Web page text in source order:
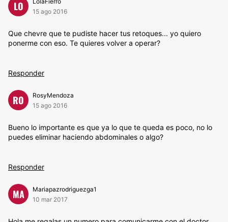
LO
15 ago 2016
Que chevre que te pudiste hacer tus retoques... yo quiero
ponerme con eso. Te quieres volver a operar?
Responder
RO
RosyMendoza
15 ago 2016
Bueno lo importante es que ya lo que te queda es poco, no lo
puedes eliminar haciendo abdominales o algo?
Responder
MA
Mariapazrodriguezga1
10 mar 2017